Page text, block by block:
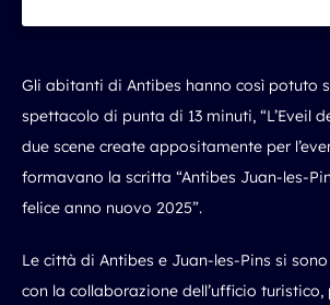
Gli abitanti di Antibes hanno così potuto
spettacolo di punta di 13 minuti, “L’Eveil
due scene create appositamente per
formavano la scritta “Antibes Juan-les-
felice anno nuovo 2025”.
Le città di Antibes e Juan-les-Pins si
con la collaborazione dell’ufficio